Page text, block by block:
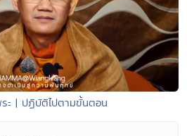
ะ | ปฏิบัติไปตามขั้นตอน